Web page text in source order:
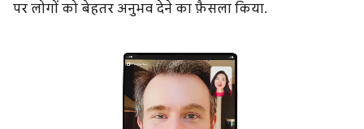
पर लोगों को बेहतर अनुभव देने का फ़ैसला किया.